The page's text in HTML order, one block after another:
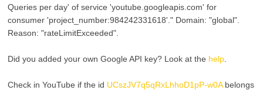
Queries per day' of service 'youtube.googleapis.com' for
consumer 'project_number:984242331618'." Domain: "global".
Reason: "rateLimitExceeded".
Did you added your own Google API key? Look at the help
Check in YouTube if the id UCszJV7q5qRxLhhoD1pP-w0Abelongs